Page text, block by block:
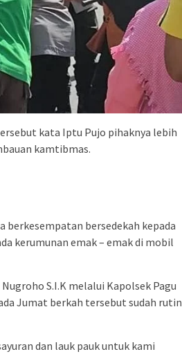
kata Iptu Pujo pihaknya lebih
kamtibmas.
bersedekah kepada
kerumunan emak – emak di mobil
S.I.K melalui Kapolsek Pagu
Jumat berkah tersebut sudah rutin
dan lauk pauk untuk kami